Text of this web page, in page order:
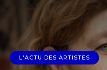
L'ACTU DES ARTISTES